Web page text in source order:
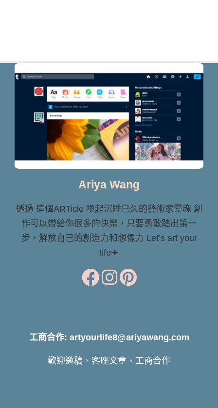
Ariya Wang
透過 這個ARTicle 喚起沉睡已久的藝術家靈魂 創
作可以帶給你很多的快樂，只要勇敢踏出第一
步，解放自己的創造力和想像力 Let’s art your
life✈
工商合作: artyourlife8@ariyawang.com
歡迎邀稿、客座文章、工商合作